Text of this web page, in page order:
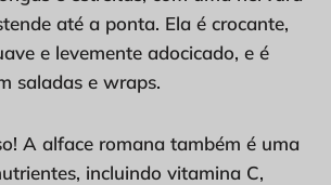
até a ponta. Ela é crocante,
e levemente adocicado, e é
saladas e wraps.
A alface romana também é uma
incluindo vitamina C,